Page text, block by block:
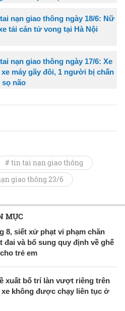
nạn giao thông ngày 18/6: Nữ
tải cán tử vong tại Hà Nội
nạn giao thông ngày 17/6: Xe
máy gãy đôi, 1 người bị chấn
não
# tin tai nạn giao thông
giao thông 23/6
MỤC
8, siết xử phạt vi phạm chăn
đai và bổ sung quy định về ghế
trẻ em
xuất bố trí làn vượt riêng trên
xe không được chạy liên tục ở